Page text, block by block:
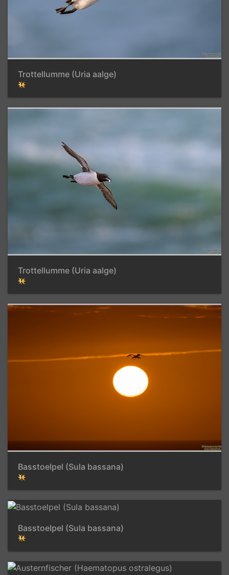
Trottellumme (Uria aalge)
Trottellumme (Uria aalge)
Basstoelpel (Sula bassana)
Basstoelpel (Sula bassana)